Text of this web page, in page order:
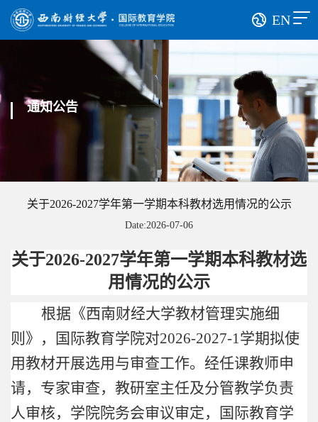
EN
通知公告
关于2026-2027学年第一学期本科教材选用情况的公示
Date:2026-07-06
关于2026-2027学年第一学期本科教材选
用情况的公示
根据《西南财经大学教材管理实施细
则》，国际教育学院对2026-2027-1学期拟使
用教材开展选用与审查工作。经任课教师申
请，专家审查，教研室主任及分管教学负责
人审核，学院院务会审议审定，国际教育学